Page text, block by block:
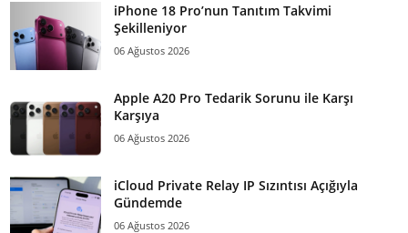
iPhone 18 Pro’nun Tanıtım Takvimi
Şekilleniyor
06 Ağustos 2026
Apple A20 Pro Tedarik Sorunu ile Karşı
Karşıya
06 Ağustos 2026
iCloud Private Relay IP Sızıntısı Açığıyla
Gündemde
06 Ağustos 2026